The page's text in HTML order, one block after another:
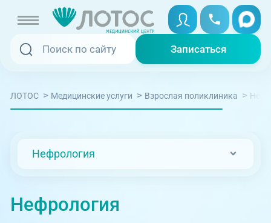
Записаться
Записаться
Услуги и цены
Отзывы
Записаться онлайн
Вызвать скорую
Медицина на дому
Телемедицина
ЛОТОС > Медицинские услуги > Взрослая поликлиника >
Нефрология
Нефрология